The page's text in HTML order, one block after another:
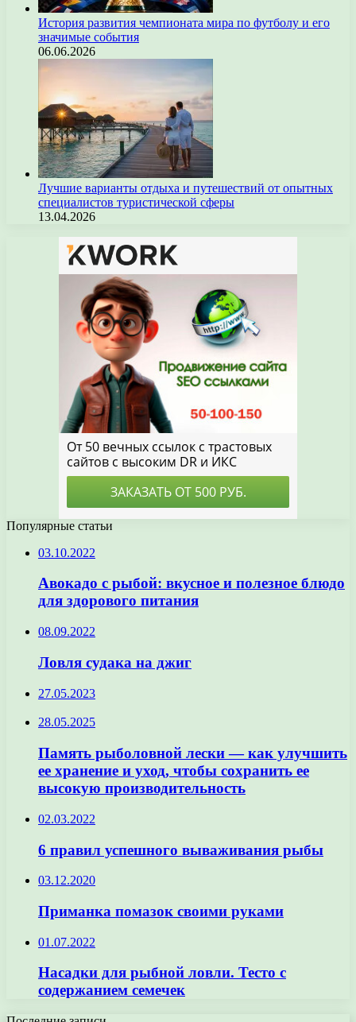
История развития чемпионата мира по футболу и его
значимые события
06.06.2026
Лучшие варианты отдыха и путешествий от опытных
специалистов туристической сферы
13.04.2026
Популярные статьи
03.10.2022
Авокадо с рыбой: вкусное и полезное блюдо
для здорового питания
08.09.2022
Ловля судака на джиг
27.05.2023
28.05.2025
Память рыболовной лески — как улучшить
ее хранение и уход, чтобы сохранить ее
высокую производительность
02.03.2022
6 правил успешного вываживания рыбы
03.12.2020
Приманка помазок своими руками
01.07.2022
Насадки для рыбной ловли. Тесто с
содержанием семечек